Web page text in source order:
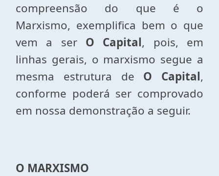
compreensão do que é o
Marxismo, exemplifica bem o que
vem a ser O Capital, pois, em
linhas gerais, o marxismo segue a
mesma estrutura de O Capital,
conforme poderá ser comprovado
em nossa demonstração a seguir.
O MARXISMO